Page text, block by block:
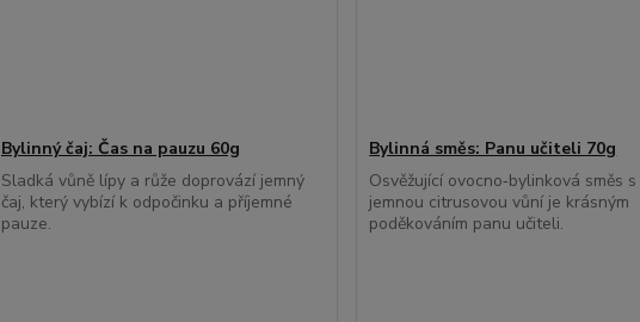
Bylinný čaj: Čas na pauzu 60g
Sladká vůně lípy a růže doprovází jemný
čaj, který vybízí k odpočinku a příjemné
pauze.
Bylinná směs: Panu učiteli 70g
Osvěžující ovocno‑bylinková směs s
jemnou citrusovou vůní je krásným
poděkováním panu učiteli.